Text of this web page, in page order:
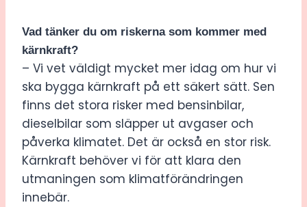
Vad tänker du om riskerna som kommer med
kärnkraft?
– Vi vet väldigt mycket mer idag om hur vi
ska bygga kärnkraft på ett säkert sätt. Sen
finns det stora risker med bensinbilar,
dieselbilar som släpper ut avgaser och
påverka klimatet. Det är också en stor risk.
Kärnkraft behöver vi för att klara den
utmaningen som klimatförändringen
innebär.